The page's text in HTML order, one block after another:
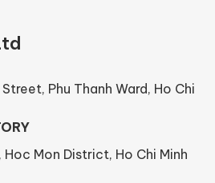
Phu Thanh Ward, Ho Chi
Mon District, Ho Chi Minh